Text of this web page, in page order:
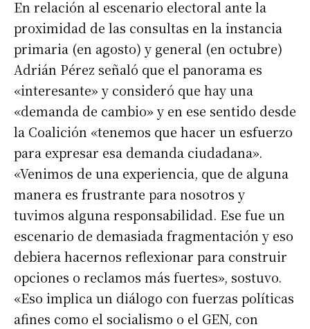
En relación al escenario electoral ante la
proximidad de las consultas en la instancia
primaria (en agosto) y general (en octubre)
Adrián Pérez señaló que el panorama es
«interesante» y consideró que hay una
«demanda de cambio» y en ese sentido desde
la Coalición «tenemos que hacer un esfuerzo
para expresar esa demanda ciudadana».
«Venimos de una experiencia, que de alguna
manera es frustrante para nosotros y
tuvimos alguna responsabilidad. Ese fue un
escenario de demasiada fragmentación y eso
debiera hacernos reflexionar para construir
opciones o reclamos más fuertes», sostuvo.
«Eso implica un diálogo con fuerzas políticas
afines como el socialismo o el GEN, con